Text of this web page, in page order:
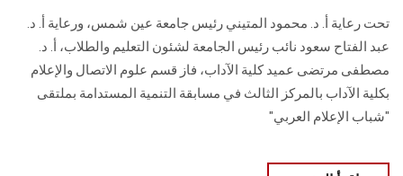
الزائـرون
سجل الان
تحت رعاية أ. د. محمود المتيني رئيس جامعة عين شمس، ورعاية أ. د.
عبد الفتاح سعود نائب رئيس الجامعة لشئون التعليم والطلاب، أ. د.
مصطفى مرتضى عميد كلية الآداب، فاز قسم علوم الاتصال والإعلام
بكلية الآداب بالمركز الثالث في مسابقة التنمية المستدامة بملتقى
"شباب الإعلام العربي"